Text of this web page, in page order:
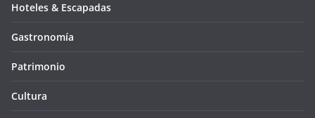
Hoteles & Escapadas
Gastronomía
Patrimonio
Cultura